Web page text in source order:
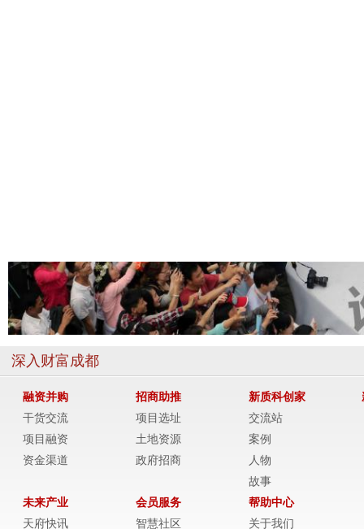
深入财富成都
融资并购
干货交流
项目融资
资金渠道
招商助推
项目选址
土地资源
政府招商
新质科创家
交流站
案例
人物
故事
未来产业
天府快讯
会员服务
智慧社区
帮助中心
关于我们